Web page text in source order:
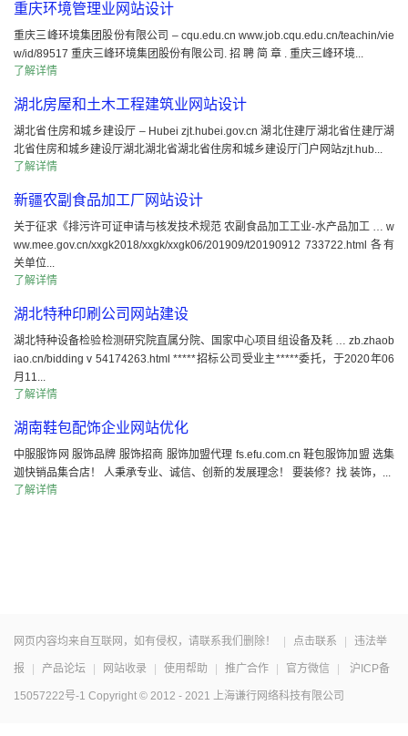
重庆环境管理业网站设计
重庆三峰环境集团股份有限公司 – cqu.edu.cn www.job.cqu.edu.cn/teachin/vie
w/id/89517 重庆三峰环境集团股份有限公司. 招 聘 简 章 . 重庆三峰环境...
了解详情
湖北房屋和土木工程建筑业网站设计
湖北省住房和城乡建设厅 – Hubei zjt.hubei.gov.cn 湖北住建厅湖北省住建厅湖
北省住房和城乡建设厅湖北湖北省湖北省住房和城乡建设厅门户网站zjt.hub...
了解详情
新疆农副食品加工厂网站设计
关于征求《排污许可证申请与核发技术规范 农副食品加工工业-水产品加工 … w
ww.mee.gov.cn/xxgk2018/xxgk/xxgk06/201909/t20190912 733722.html 各有
关单位...
了解详情
湖北特种印刷公司网站建设
湖北特种设备检验检测研究院直属分院、国家中心项目组设备及耗 … zb.zhaob
iao.cn/bidding v 54174263.html *****招标公司受业主*****委托，于2020年06
月11...
了解详情
湖南鞋包配饰企业网站优化
中服服饰网 服饰品牌 服饰招商 服饰加盟代理 fs.efu.com.cn 鞋包服饰加盟 选集
迦快销品集合店！ 人秉承专业、诚信、创新的发展理念！ 要装修？找 装饰，...
了解详情
网页内容均来自互联网，如有侵权，请联系我们删除！ 点击联系 违法举
报 产品论坛 网站收录 使用帮助 推广合作 官方微信 沪ICP备
15057222号-1 Copyright © 2012 - 2021 上海谦行网络科技有限公司